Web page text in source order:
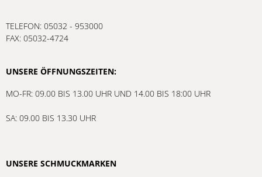
TELEFON: 05032 - 953000
FAX: 05032-4724
UNSERE ÖFFNUNGSZEITEN:
MO-FR: 09.00 BIS 13.00 UHR UND 14.00 BIS 18:00 UHR
SA: 09.00 BIS 13.30 UHR
UNSERE SCHMUCKMARKEN